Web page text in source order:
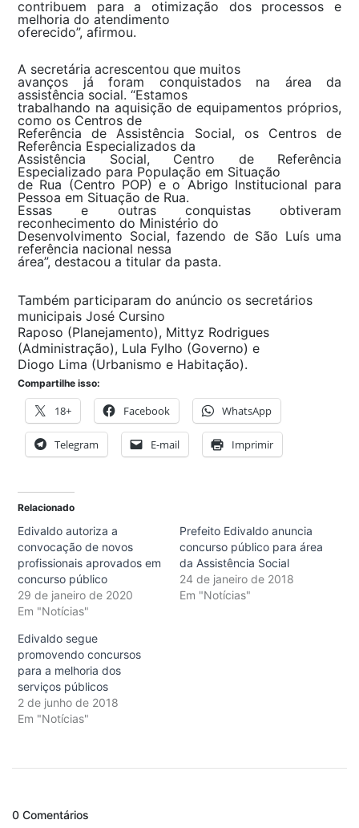
contribuem para a otimização dos processos e
melhoria do atendimento
oferecido”, afirmou.
A secretária acrescentou que muitos
avanços já foram conquistados na área da
assistência social. “Estamos
trabalhando na aquisição de equipamentos próprios,
como os Centros de
Referência de Assistência Social, os Centros de
Referência Especializados da
Assistência Social, Centro de Referência
Especializado para População em Situação
de Rua (Centro POP) e o Abrigo Institucional para
Pessoa em Situação de Rua.
Essas e outras conquistas obtiveram
reconhecimento do Ministério do
Desenvolvimento Social, fazendo de São Luís uma
referência nacional nessa
área”, destacou a titular da pasta.
Também participaram do anúncio os secretários
municipais José Cursino
Raposo (Planejamento), Mittyz Rodrigues
(Administração), Lula Fylho (Governo) e
Diogo Lima (Urbanismo e Habitação).
Compartilhe isso:
18+ Facebook WhatsApp
Telegram E-mail Imprimir
Relacionado
Edivaldo autoriza a
convocação de novos
profissionais aprovados em
concurso público
29 de janeiro de 2020
Em "Notícias"
Prefeito Edivaldo anuncia
concurso público para área
da Assistência Social
24 de janeiro de 2018
Em "Notícias"
Edivaldo segue
promovendo concursos
para a melhoria dos
serviços públicos
2 de junho de 2018
Em "Notícias"
0 Comentários